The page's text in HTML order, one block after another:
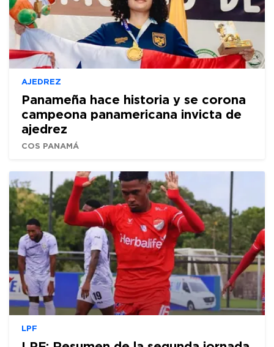
AJEDREZ
Panameña hace historia y se corona
campeona panamericana invicta de
ajedrez
COS PANAMÁ
LPF